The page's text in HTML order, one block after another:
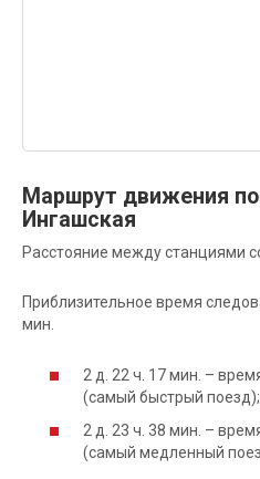
Маршрут движения
Ингашская
Расстояние между станциями
Приблизительное время
мин.
2 д. 22 ч. 17 мин. –
(самый быстрый поезд);
2 д. 23 ч. 38 мин. –
(самый медленный